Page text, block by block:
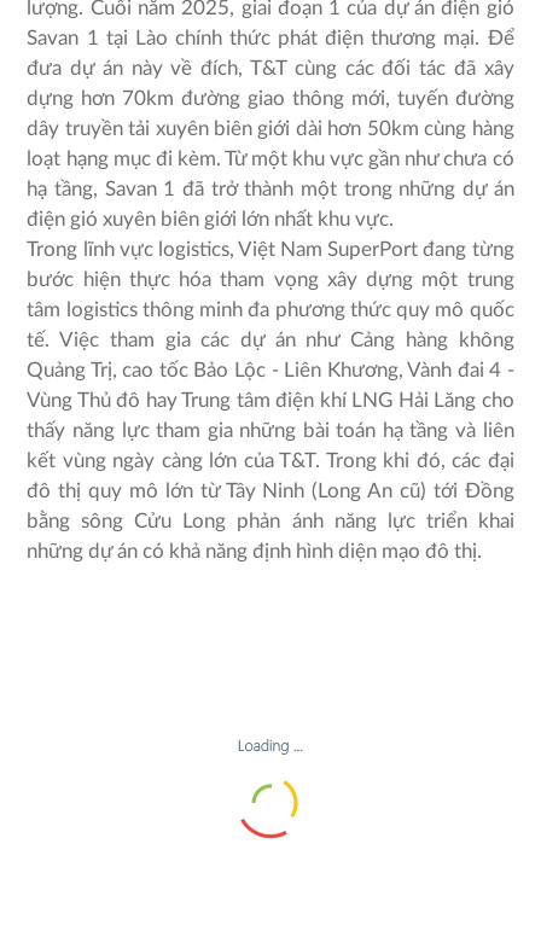
lượng. Cuối năm 2025, giai đoạn 1 của dự án điện gió
Savan 1 tại Lào chính thức phát điện thương mại. Để
đưa dự án này về đích, T&T cùng các đối tác đã xây
dựng hơn 70km đường giao thông mới, tuyến đường
dây truyền tải xuyên biên giới dài hơn 50km cùng hàng
loạt hạng mục đi kèm. Từ một khu vực gần như chưa có
hạ tầng, Savan 1 đã trở thành một trong những dự án
điện gió xuyên biên giới lớn nhất khu vực.
Trong lĩnh vực logistics, Việt Nam SuperPort đang từng
bước hiện thực hóa tham vọng xây dựng một trung
tâm logistics thông minh đa phương thức quy mô quốc
tế. Việc tham gia các dự án như Cảng hàng không
Quảng Trị, cao tốc Bảo Lộc - Liên Khương, Vành đai 4 -
Vùng Thủ đô hay Trung tâm điện khí LNG Hải Lăng cho
thấy năng lực tham gia những bài toán hạ tầng và liên
kết vùng ngày càng lớn của T&T. Trong khi đó, các đại
đô thị quy mô lớn từ Tây Ninh (Long An cũ) tới Đồng
bằng sông Cửu Long phản ánh năng lực triển khai
những dự án có khả năng định hình diện mạo đô thị.